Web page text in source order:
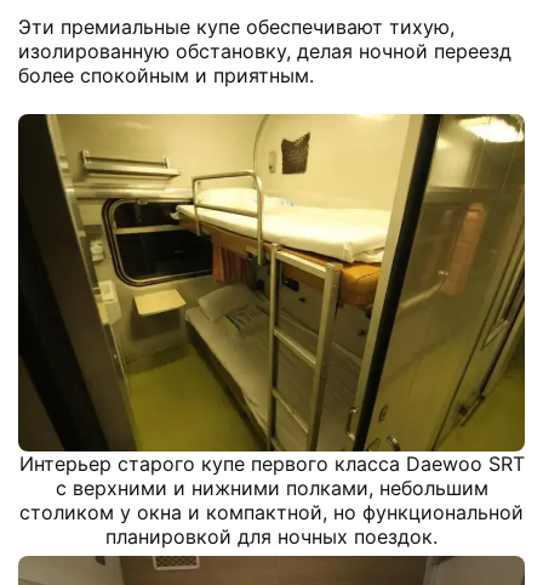
Эти премиальные купе обеспечивают тихую,
изолированную обстановку, делая ночной переезд
более спокойным и приятным.
Интерьер старого купе первого класса Daewoo SRT
с верхними и нижними полками, небольшим
столиком у окна и компактной, но функциональной
планировкой для ночных поездок.